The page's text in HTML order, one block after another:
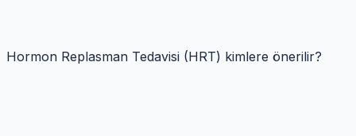
Hormon Replasman Tedavisi (HRT) kimlere önerilir?